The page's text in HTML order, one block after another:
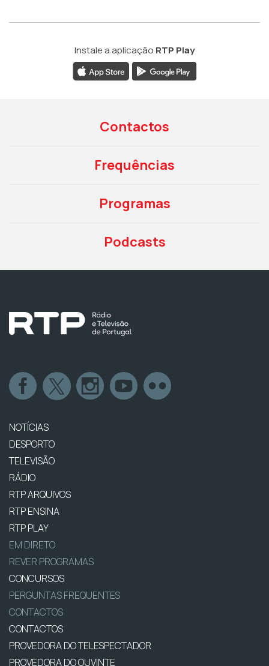
Instale a aplicação RTP Play
Contactos
Frequências
Programas
Podcasts
NOTÍCIAS
DESPORTO
TELEVISÃO
RÁDIO
RTP ARQUIVOS
RTP ENSINA
RTP PLAY
EM DIRETO
REVER PROGRAMAS
CONCURSOS
PERGUNTAS FREQUENTES
CONTACTOS
CONTACTOS
PROVEDORA DO TELESPECTADOR
PROVEDORA DO OUVINTE